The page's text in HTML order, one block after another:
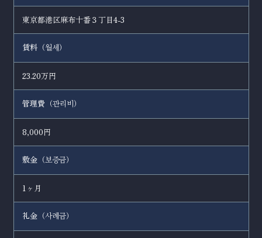
東京都港区麻布十番３丁目4-3
賃料（월세 ）
23.20万円
管理費（관리비 ）
8,000円
敷金（보증금）
1ヶ月
礼金（사례금）